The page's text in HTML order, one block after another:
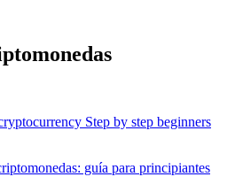
guía para principiantes